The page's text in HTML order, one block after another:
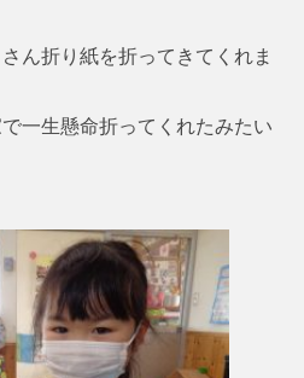
ん折り紙を折ってきてくれま
一生懸命折ってくれたみたい